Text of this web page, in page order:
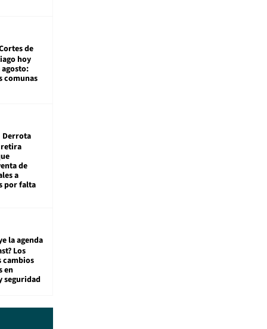
de
hoy
agosto:
comunas
Derrota
de
a
por falta
la agenda
Los
cambios
en
seguridad